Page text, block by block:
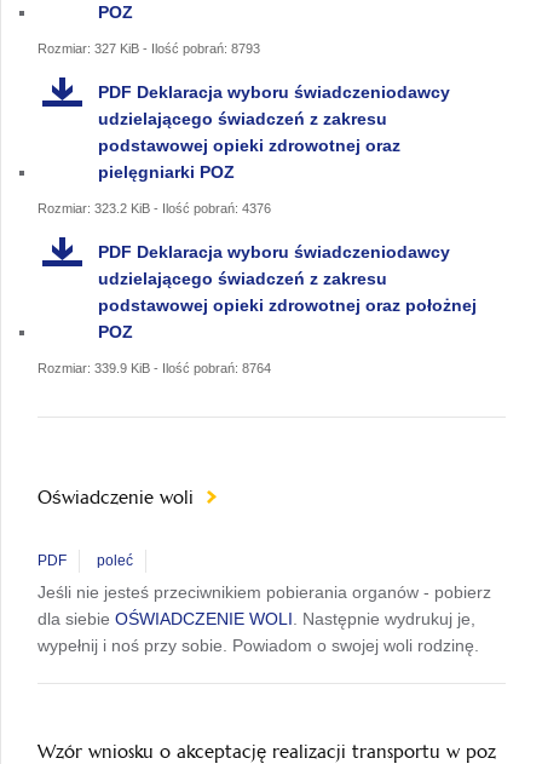
POZ
Rozmiar: 327 KiB - Ilość pobrań: 8793
PDF Deklaracja wyboru świadczeniodawcy
udzielającego świadczeń z zakresu
podstawowej opieki zdrowotnej oraz
pielęgniarki POZ
Rozmiar: 323.2 KiB - Ilość pobrań: 4376
PDF Deklaracja wyboru świadczeniodawcy
udzielającego świadczeń z zakresu
podstawowej opieki zdrowotnej oraz położnej
POZ
Rozmiar: 339.9 KiB - Ilość pobrań: 8764
Oświadczenie woli
PDF poleć
Jeśli nie jesteś przeciwnikiem pobierania organów - pobierz
dla siebie OŚWIADCZENIE WOLI . Następnie wydrukuj je,
wypełnij i noś przy sobie. Powiadom o swojej woli rodzinę.
Wzór wniosku o akceptację realizacji transportu w poz